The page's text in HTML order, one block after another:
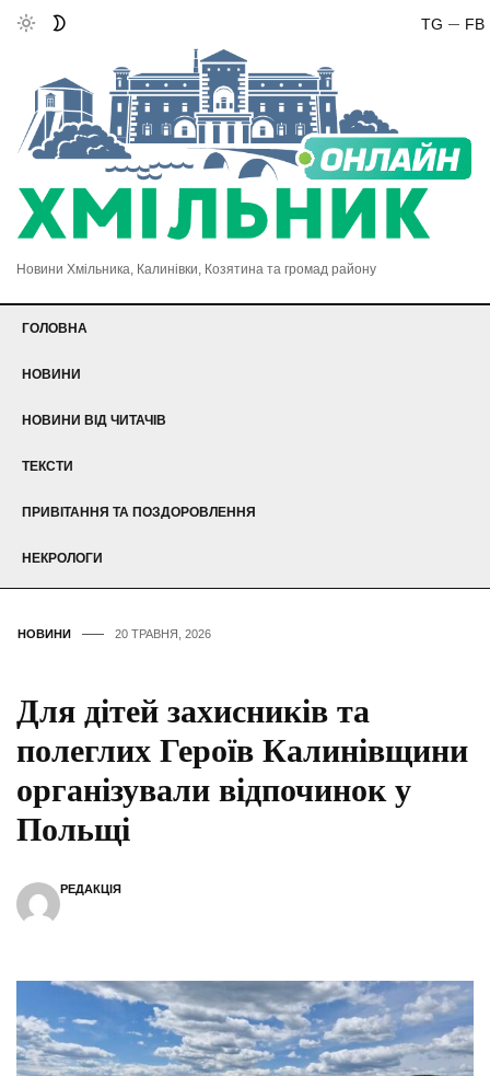
FB
TG
Новини Хмільника, Калинівки, Козятина та громад району
ГОЛОВНА
НОВИНИ
НОВИНИ ВІД ЧИТАЧІВ
ТЕКСТИ
ПРИВІТАННЯ ТА ПОЗДОРОВЛЕННЯ
НЕКРОЛОГИ
НОВИНИ 20 ТРАВНЯ, 2026
Для дітей захисників та
полеглих Героїв Калинівщини
організували відпочинок у
Польщі
РЕДАКЦІЯ